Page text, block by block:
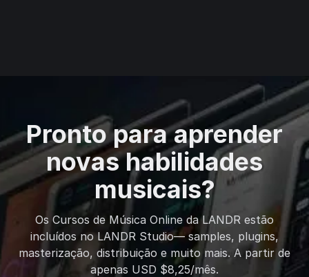
Pronto para aprender
novas habilidades
musicais?
Os Cursos de Música Online da LANDR estão
incluídos no LANDR Studio— samples, plugins,
masterização, distribuição e muito mais. A partir de
apenas USD $8,25/mês.